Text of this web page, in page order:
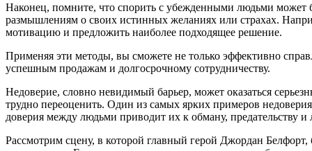
Наконец, помните, что спорить с убежденными людьми может
размышлениям о своих истинных желаниях или страхах.
мотивацию и предложить наиболее подходящее решение.
Применяя эти методы, вы сможете не только эффективно
успешным продажам и долгосрочному сотрудничеству.
Недоверие, словно невидимый барьер, может оказаться
трудно переоценить. Один из самых ярких примеров
доверия между людьми приводит их к обману, предательству
Рассмотрим сцену, в которой главный герой Джордан